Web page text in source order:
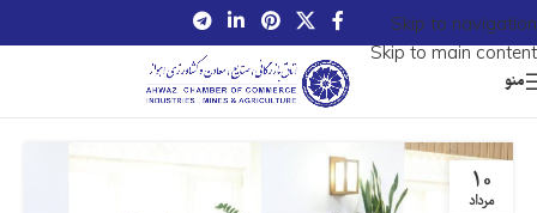
Skip to navigation
Skip to main content
منو
10
مرداد